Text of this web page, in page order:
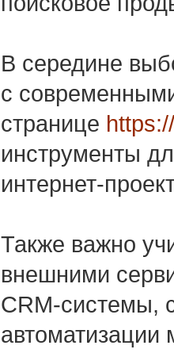
В середине
с
странице
инструменты
интернет-
Также важно
внешними
CRM-системы,
автоматизации